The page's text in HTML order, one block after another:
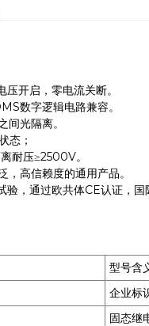
开启，零电流关断。
数字逻辑电路兼容。
间光隔离。
态；
耐压≥2500V。
，高信赖度的通用产品。
，通过欧共体CE认证，
型号含
企业标
固态继